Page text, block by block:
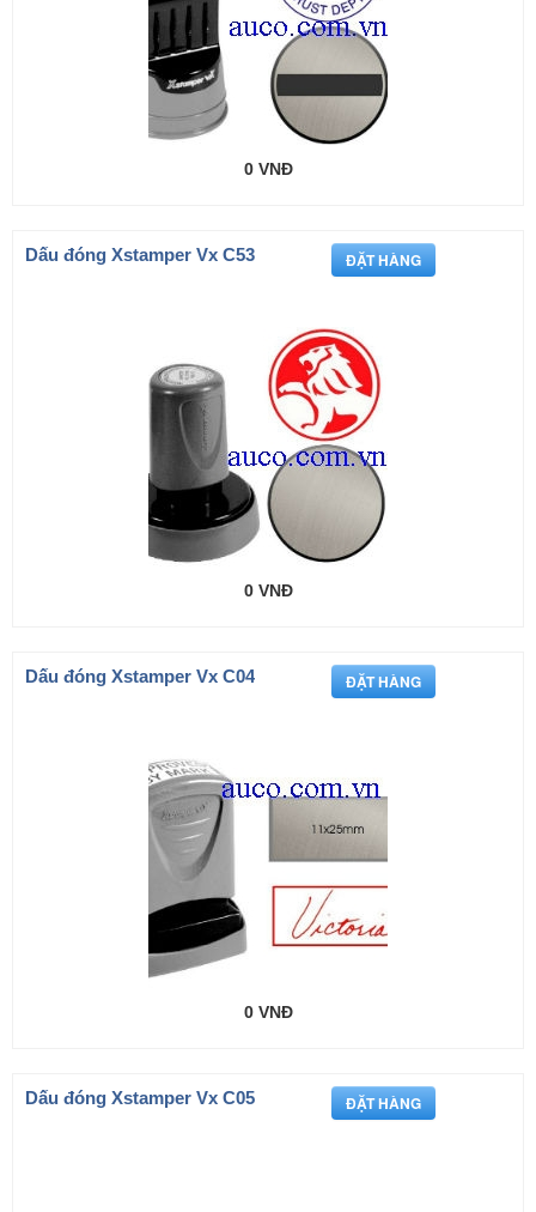
0 VNĐ
Dấu đóng Xstamper Vx C53
0 VNĐ
Dấu đóng Xstamper Vx C04
0 VNĐ
Dấu đóng Xstamper Vx C05